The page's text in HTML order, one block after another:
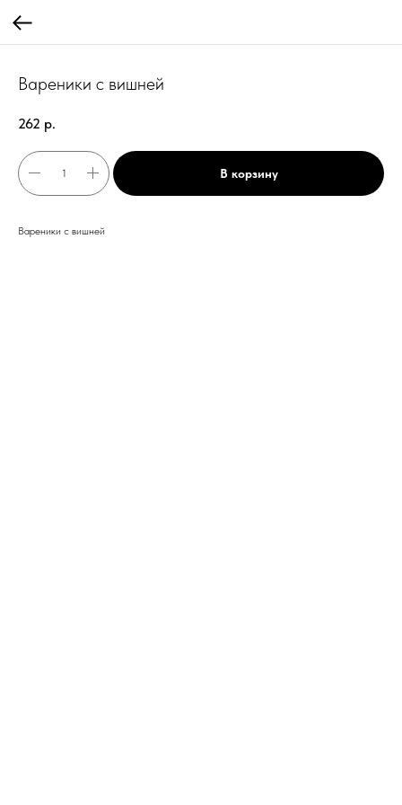
Вареники с вишней
262 р.
В корзину
Вареники с вишней